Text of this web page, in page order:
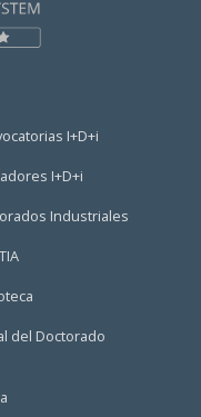
I+D+i
I+D+i
Industriales
del Doctorado